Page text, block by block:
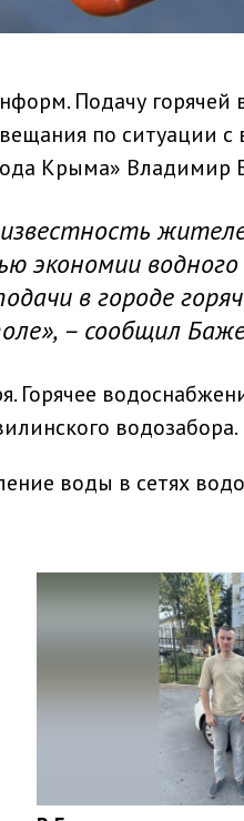
Подачу горячей
по ситуации
Крыма» Владимир
экономии
в городе
– сообщил
Горячее
водозабора.
воды в сетях